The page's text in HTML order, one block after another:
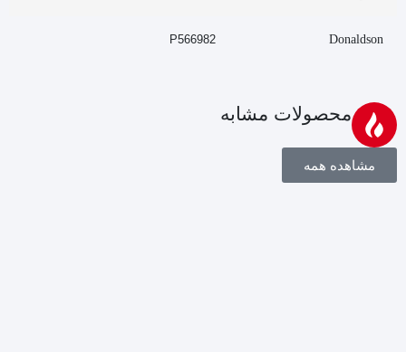
Donaldson
P566982
محصولات مشابه
مشاهده همه